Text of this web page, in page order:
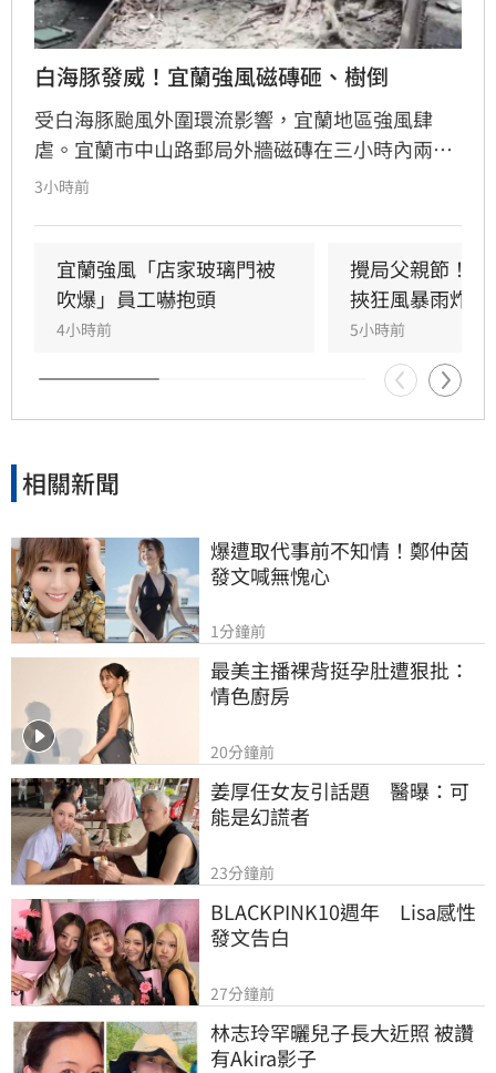
白海豚發威！宜蘭強風磁磚砸、樹倒
受白海豚颱風外圍環流影響，宜蘭地區強風肆
虐。宜蘭市中山路郵局外牆磁磚在三小時內兩度
剝落，武營街亦發生磁磚砸地險象，所幸無人傷
全面停駛。
3小時前
宜蘭強風「店家玻璃門被
吹爆」員工嚇抱頭
4小時前
攪局父親節！
挾狂風暴雨炸雙
5小時前
相關新聞
爆遭取代事前不知情！鄭仲茵
發文喊無愧心
1分鐘前
最美主播裸背挺孕肚遭狠批：
情色廚房
20分鐘前
姜厚任女友引話題　醫曝：可
能是幻謊者
23分鐘前
BLACKPINK10週年　Lisa感性
發文告白
27分鐘前
林志玲罕曬兒子長大近照 被讚
有Akira影子